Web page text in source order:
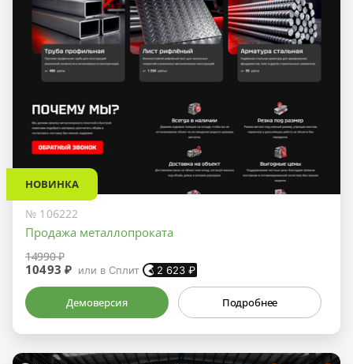
НОВИНКА
№ 106222
Продажа металлопроката
14990 ₽
10493 ₽ или в Сплит 2 623 ₽
Демоверсия Подробнее